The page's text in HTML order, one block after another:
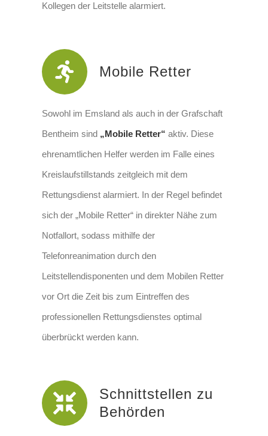
Kollegen der Leitstelle alarmiert.
Mobile Retter
Sowohl im Emsland als auch in der Grafschaft
Bentheim sind „Mobile Retter“ aktiv. Diese
ehrenamtlichen Helfer werden im Falle eines
Kreislaufstillstands zeitgleich mit dem
Rettungsdienst alarmiert. In der Regel befindet
sich der „Mobile Retter“ in direkter Nähe zum
Notfallort, sodass mithilfe der
Telefonreanimation durch den
Leitstellendisponenten und dem Mobilen Retter
vor Ort die Zeit bis zum Eintreffen des
professionellen Rettungsdienstes optimal
überbrückt werden kann.
Schnittstellen zu
Behörden